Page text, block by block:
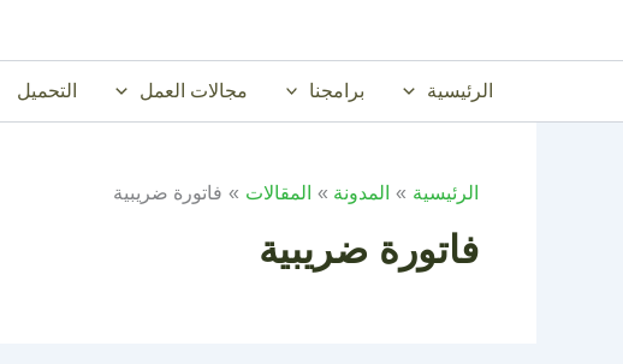
الرئيسية برامجنا مجالات العمل التحميل
الرئيسية المدونة المقالات فاتورة ضريبية
فاتورة ضريبية